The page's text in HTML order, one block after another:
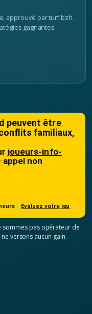
approuvé par turf.bzh.
gagnantes.
peuvent être
familiaux,
joueurs-info-
appel non
· Évaluez votre jeu
sommes pas opérateur de
versons aucun gain.